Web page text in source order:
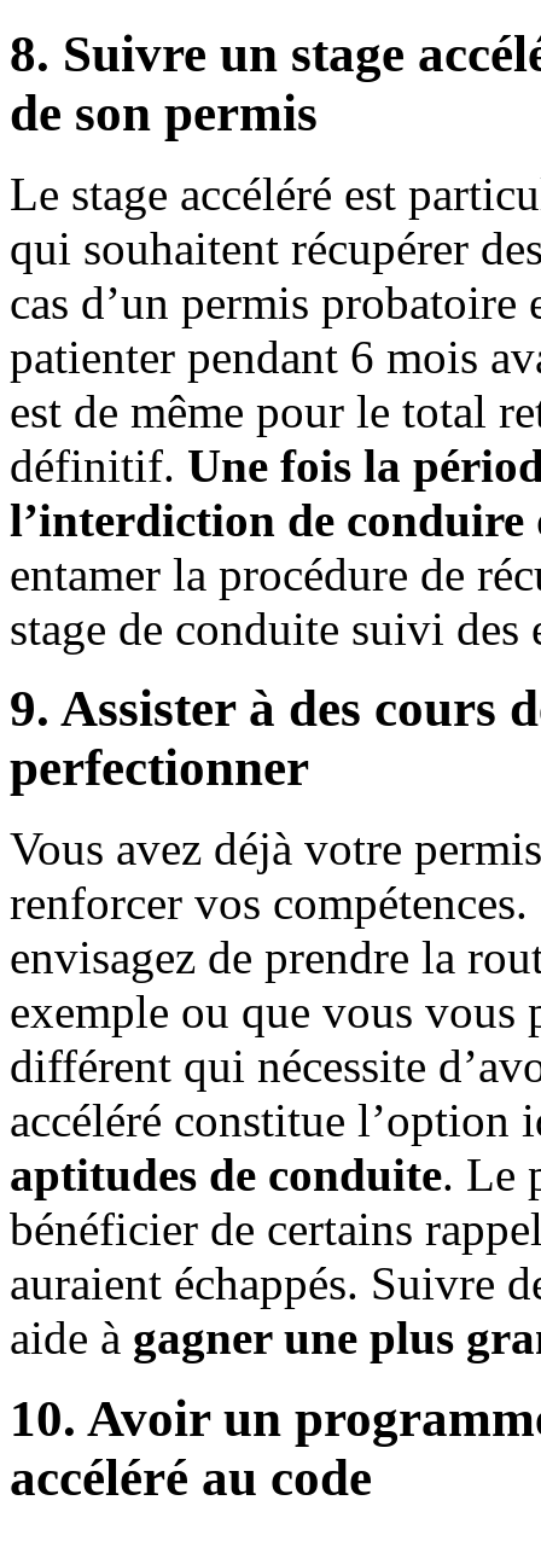
8. Suivre un stage
de son permis
Le stage accéléré est
qui souhaitent récupérer
cas d’un permis
patienter pendant 6 mois
est de même pour le total
définitif. Une fois la
l’interdiction de conduire
entamer la procédure de
stage de conduite suivi des
9. Assister à des cours
perfectionner
Vous avez déjà votre
renforcer vos
envisagez de prendre la
exemple ou que vous vous
différent qui nécessite
accéléré constitue l’option
aptitudes de conduite. Le
bénéficier de certains
auraient échappés. Suivre
aide à gagner une plus
10. Avoir un
accéléré au code